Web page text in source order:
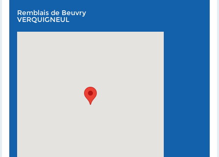
Remblais de Beuvry
VERQUIGNEUL